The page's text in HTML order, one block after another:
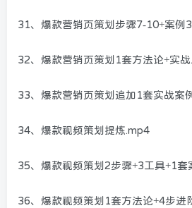
31、爆款营销页策划步骤7-10+案例
32、爆款营销页策划1套方法论+实
33、爆款营销页策划追加1套实战案
34、爆款视频策划提炼.mp4
35、爆款视频策划2步骤+3工具+1套
36、爆款视频策划1套方法论+4步进